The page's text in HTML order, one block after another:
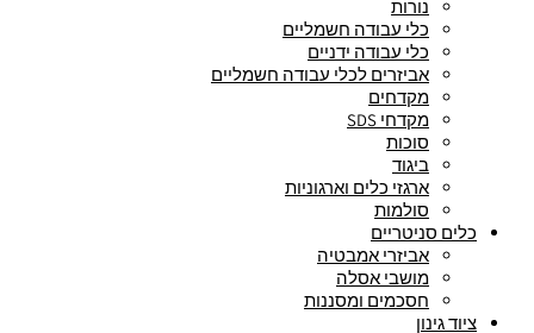
נורות
כלי עבודה חשמליים
כלי עבודה ידניים
אביזרים לכלי עבודה חשמליים
מקדחים
מקדחי SDS
סוכות
ביגוד
ארגזי כלים וארגוניות
סולמות
כלים סניטריים
אביזרי אמבטיה
מושבי אסלה
חסכמים ומסננות
ציוד גינון